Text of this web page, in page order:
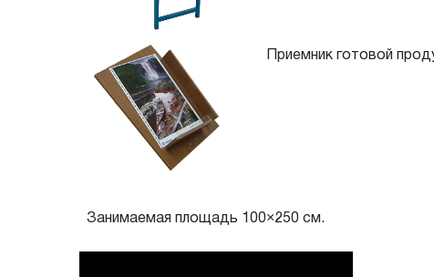
Приемник готовой
Занимаемая площадь 100×250 см.